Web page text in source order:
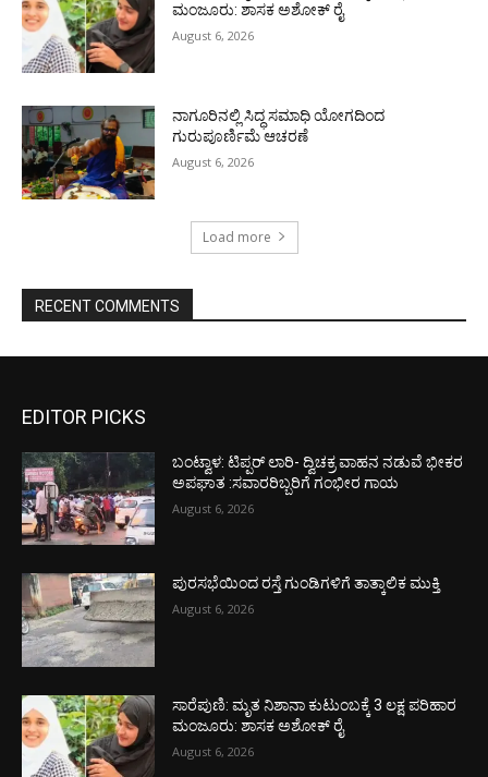
ಮಂಜೂರು: ಶಾಸಕ ಅಶೋಕ್ ರೈ
August 6, 2026
ನಾಗೂರಿನಲ್ಲಿ ಸಿದ್ಧ ಸಮಾಧಿ ಯೋಗದಿಂದ
ಗುರುಪೂರ್ಣಿಮೆ ಆಚರಣೆ
August 6, 2026
Load more
RECENT COMMENTS
EDITOR PICKS
ಬಂಟ್ವಾಳ: ಟಿಪ್ಪರ್ ಲಾರಿ- ದ್ವಿಚಕ್ರ ವಾಹನ ನಡುವೆ ಭೀಕರ
ಅಪಘಾತ :ಸವಾರರಿಬ್ಬರಿಗೆ ಗಂಭೀರ ಗಾಯ
August 6, 2026
ಪುರಸಭೆಯಿಂದ ರಸ್ತೆ ಗುಂಡಿಗಳಿಗೆ ತಾತ್ಕಾಲಿಕ ಮುಕ್ತಿ
August 6, 2026
ಸಾರೆಪುಣಿ: ಮೃತ ನಿಶಾನಾ ಕುಟುಂಬಕ್ಕೆ 3 ಲಕ್ಷ ಪರಿಹಾರ
ಮಂಜೂರು: ಶಾಸಕ ಅಶೋಕ್ ರೈ
August 6, 2026